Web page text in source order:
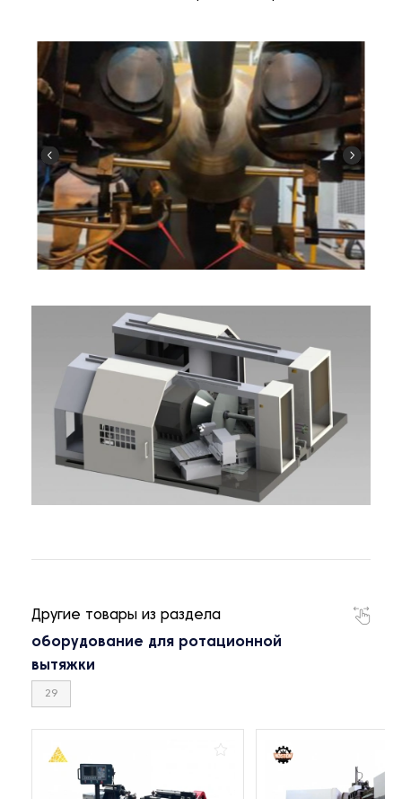
Другие товары из раздела
оборудование для ротационной
вытяжки
29